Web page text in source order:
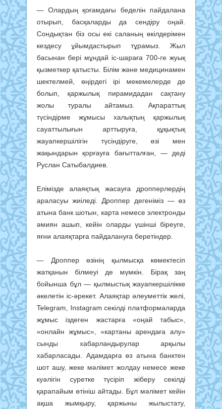
— Олардың қоғамдағы беделін пайдалана
отырып, басқаларды да сендіру оңай.
Сондықтан біз осы екі саланың өкілдерімен
кездесу ұйымдастырып тұрамыз. Жыл
басынан бері мұндай іс-шараға 700-ге жуық
қызметкер қатысты. Білім және медицинамен
шектелмей, өңірдегі ірі мекемелерде де
болып, қаржылық пирамидадан сақтану
жолы туралы айтамыз. Ақпараттық
түсіндірме жұмысы халықтың қаржылық
сауаттылығын арттыруға, құқықтық
жауапкершілігін түсіндіруге, өзі мен
жақындарын қорғауға бағытталған, — деді
Руслан Сатыбалдиев.
Елімізде алаяқтық жасауға дропперлердің
араласуы жиіледі. Дроппер дегеніміз — өз
атына банк шотын, карта немесе электронды
әмиян ашып, кейін оларды үшінші біреуге,
яғни алаяқтарға пайдалануға беретіндер.
— Дроппер өзінің қылмысқа көмектесіп
жатқанын білмеуі де мүмкін. Бірақ заң
бойынша бұл — қылмыстық жауапкершілікке
әкелетін іс-әрекет. Алаяқтар әлеуметтік желі,
Telegram, Instagram секілді платформаларда
жұмыс іздеген жастарға «оңай табыс»,
«онлайн жұмыс», «картаны арендаға алу»
сынды хабарландырулар арқылы
хабарласады. Адамдарға өз атына банктен
шот ашу, жеке мәлімет жолдау немесе жеке
куәлігін суретке түсіріп жіберу секілді
қарапайым өтініш айтады. Бұл мәлімет кейін
ақша жымқыру, қаржыны жылыстату,